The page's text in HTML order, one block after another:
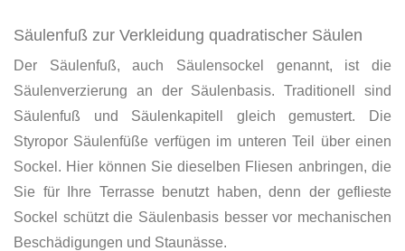
Säulenfuß zur Verkleidung quadratischer Säulen
Der Säulenfuß, auch Säulensockel genannt, ist die
Säulenverzierung an der Säulenbasis. Traditionell sind
Säulenfuß und Säulenkapitell gleich gemustert. Die
Styropor Säulenfüße verfügen im unteren Teil über einen
Sockel. Hier können Sie dieselben Fliesen anbringen, die
Sie für Ihre Terrasse benutzt haben, denn der geflieste
Sockel schützt die Säulenbasis besser vor mechanischen
Beschädigungen und Staunässe.